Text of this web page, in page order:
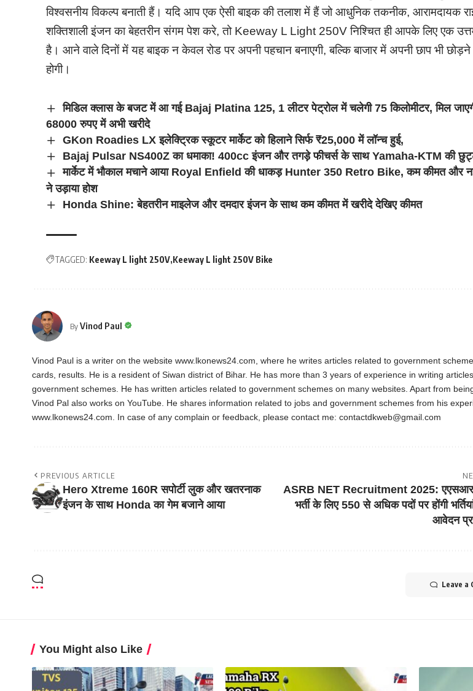
विश्वसनीय विकल्प बनाती हैं। यदि आप एक ऐसी बाइक की तलाश में हैं जो आधुनिक तकनीक, आरामदायक
शक्तिशाली इंजन का बेहतरीन संगम पेश करे, तो Keeway L Light 250V निश्चित ही आपके लिए एक
है। आने वाले दिनों में यह बाइक न केवल रोड पर अपनी पहचान बनाएगी, बल्कि बाजार में अपनी छाप भी
होगी।
मिडिल क्लास के बजट में आ गई Bajaj Platina 125, 1 लीटर पेट्रोल में चलेगी 75 किलोमीटर, मिल
68000 रुपए में अभी खरीदे
GKon Roadies LX इलेक्ट्रिक स्कूटर मार्केट को हिलाने सिर्फ ₹25,000 में लॉन्च हुई,
Bajaj Pulsar NS400Z का धमाका! 400cc इंजन और तगड़े फीचर्स के साथ Yamaha-KTM की
मार्केट में भौकाल मचाने आया Royal Enfield की धाकड़ Hunter 350 Retro Bike, कम कीमत और
ने उड़ाया होश
Honda Shine: बेहतरीन माइलेज और दमदार इंजन के साथ कम कीमत में खरीदे देखिए कीमत
TAGGED: Keeway L light 250V Keeway L light 250V Bike
ByVinod Paul
Vinod Paul is a writer on the website www.lkonews24.com, where he writes articles related to government
cards, results. He is a resident of Siwan district of Bihar. He has more than 3 years of experience in writing
government schemes. He has written articles related to government schemes on many websites. Apart from
Vinod Pal also works on YouTube. He shares information related to jobs and government schemes from his
www.lkonews24.com. In case of any complain or feedback, please contact me: contactdkweb@gmail.com
PREVIOUS ARTICLE
Hero Xtreme 160R सपोर्टी लुक और खतरनाक
इंजन के साथ Honda का गेम बजाने आया
ASRB NET Recruitment 2025:
भर्ती के लिए 550 से अधिक पदों पर होंगी
आवेदन
Leave a
You Might also Like